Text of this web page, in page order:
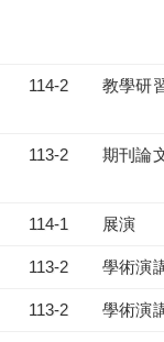
114-2 教學研
113-2 期刊論
114-1 展演
113-2 學術演
113-2 學術演